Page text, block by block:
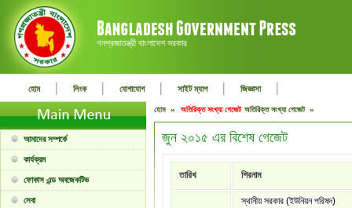
গনপ্রজাতন্ত্রী বাংলাদেশ সরকার
হোম | লিংক | যোগাযোগ | সাইট ম্যাপ | জিজ্ঞাসা |
আমাদের সম্পর্কে
কার্যক্রম
ফোকাস এন্ড অবজেকটিভ
সেবা
হোম » অতিরিক্ত সংখ্যা গেজেট অতিরিক্ত সংখ্যা গেজেট »
জুন ২০১৫ এর বিশেষ গেজেট
তারিখ শিরনাম
স্থানীয় সরকার (ইউনিয়ন পরিষদ)